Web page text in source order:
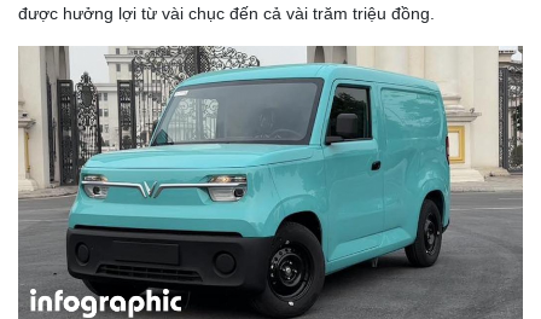
được hưởng lợi từ vài chục đến cả vài trăm triệu đồng.